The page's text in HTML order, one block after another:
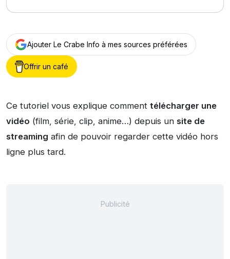
Ajouter Le Crabe Info à mes sources préférées
Offrir un café
Ce tutoriel vous explique comment télécharger une
vidéo (film, série, clip, anime…) depuis un site de
streaming afin de pouvoir regarder cette vidéo hors
ligne plus tard.